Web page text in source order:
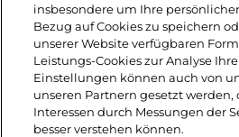
2. Aprikosenkonfitüre
grobkörnigem Senf
Spritzer Zitronensaft
Baguettescheiben
insbesondere um Ihre
Bezug auf Cookies zu speichern
unserer Website verfügbaren
Leistungs-Cookies zur Analyse
Einstellungen können auch von
unseren Partnern gesetzt
Interessen durch Messungen der
besser verstehen können.